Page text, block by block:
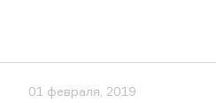
01 февраля, 2019